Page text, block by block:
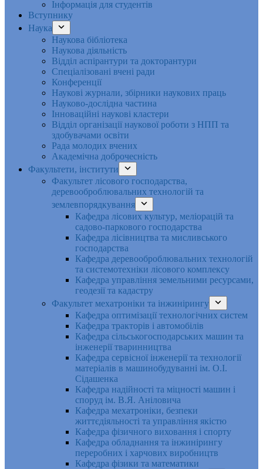
Інформація для студентів
Вступнику
Наука
Наукова бібліотека
Наукова діяльність
Відділ аспірантури та докторантури
Спеціалізовані вчені ради
Конференції
Наукові журнали, збірники наукових праць
Науково-дослідна частина
Інноваційні наукові кластери
Відділ організації наукової роботи з НПП та
здобувачами освіти
Рада молодих вчених
Академічна доброчесність
Факультети, інститути
Факультет лісового господарства,
деревооброблювальних технологій та
землевпорядкування
Кафедра лісових культур, меліорацій та
садово-паркового господарства
Кафедра лісівництва та мисливського
господарства
Кафедра деревооброблювальних технологій
та системотехніки лісового комплексу
Кафедра управління земельними ресурсами,
геодезії та кадастру
Факультет мехатроніки та інжинірингу
Кафедра оптимізації технологічних систем
Кафедра тракторів і автомобілів
Кафедра сільськогосподарських машин та
інженерії тваринництва
Кафедра cервісної інженерії та технології
матеріалів в машинобудуванні ім. О.І.
Сідашенка
Кафедра надійності та міцності машин і
споруд ім. В.Я. Аніловича
Кафедра мехатроніки, безпеки
життєдіяльності та управління якістю
Кафедра фізичного виховання і спорту
Кафедра обладнання та інжинірингу
переробних і харчових виробництв
Кафедра фізики та математики